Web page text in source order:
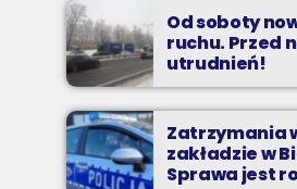
Od soboty
ruchu. Przed
utrudnień!
Zatrzymania
zakładzie w
Sprawa jest